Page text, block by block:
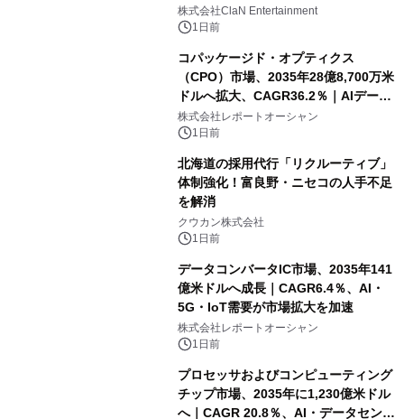
開催決定！！
株式会社ClaN Entertainment
1日前
コパッケージド・オプティクス
（CPO）市場、2035年28億8,700万米
ドルへ拡大、CAGR36.2％｜AIデータ
センター・高速光通信需要が成長を加
速
株式会社レポートオーシャン
1日前
北海道の採用代行「リクルーティブ」
体制強化！富良野・ニセコの人手不足
を解消
クウカン株式会社
1日前
データコンバータIC市場、2035年141
億米ドルへ成長｜CAGR6.4％、AI・
5G・IoT需要が市場拡大を加速
株式会社レポートオーシャン
1日前
プロセッサおよびコンピューティング
チップ市場、2035年に1,230億米ドル
へ｜CAGR 20.8％、AI・データセンタ